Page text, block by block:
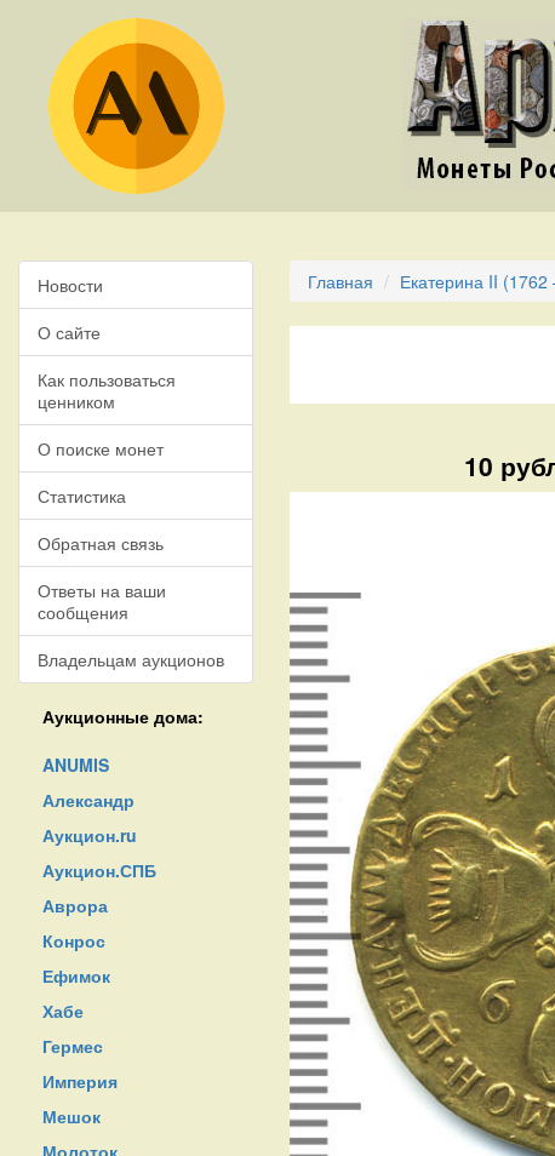
Новости
О сайте
Как пользоваться
ценником
О поиске монет
Статистика
Обратная связь
Ответы на ваши
сообщения
Владельцам аукционов
Аукционные дома:
ANUMIS
Александр
Аукцион.ru
Аукцион.СПБ
Аврора
Конрос
Ефимок
Хабе
Гермес
Империя
Мешок
Молоток
Главная Екатерина II (1762
10